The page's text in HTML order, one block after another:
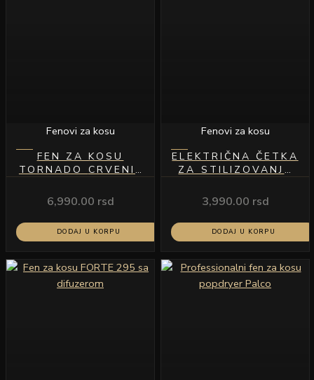
Fenovi za kosu
FEN ZA KOSU
TORNADO CRVENI-
6,990.00 rsd
DODAJ U KORPU
Fenovi za kosu
ELEKTRIČNA ČETKA
ZA STILIZOVANJE
3,990.00 rsd
DODAJ U KORPU